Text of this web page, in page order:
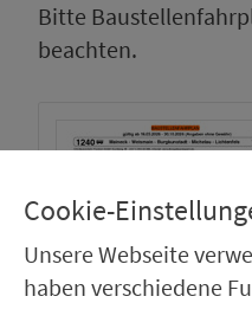
Bitte
beachten.
Cookie-
Unsere Webseite
haben verschiedene